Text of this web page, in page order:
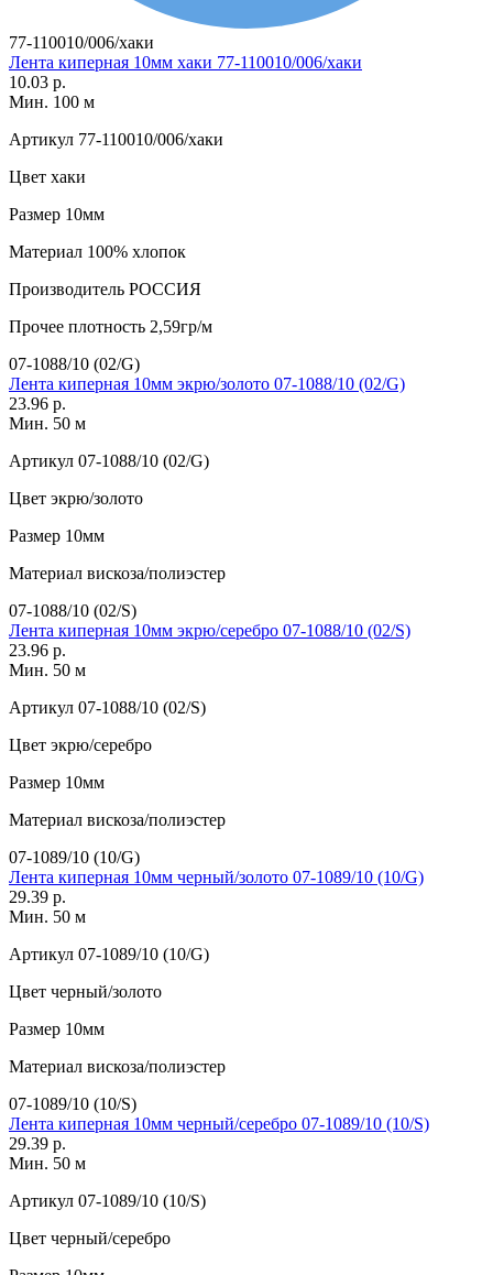
77-110010/006/хаки
Лента киперная 10мм хаки 77-110010/006/хаки
10.03 р.
Мин. 100 м
Артикул 77-110010/006/хаки
Цвет хаки
Размер 10мм
Материал 100% хлопок
Производитель РОССИЯ
Прочее плотность 2,59гр/м
07-1088/10 (02/G)
Лента киперная 10мм экрю/золото 07-1088/10 (02/G)
23.96 р.
Мин. 50 м
Артикул 07-1088/10 (02/G)
Цвет экрю/золото
Размер 10мм
Материал вискоза/полиэстер
07-1088/10 (02/S)
Лента киперная 10мм экрю/серебро 07-1088/10 (02/S)
23.96 р.
Мин. 50 м
Артикул 07-1088/10 (02/S)
Цвет экрю/серебро
Размер 10мм
Материал вискоза/полиэстер
07-1089/10 (10/G)
Лента киперная 10мм черный/золото 07-1089/10 (10/G)
29.39 р.
Мин. 50 м
Артикул 07-1089/10 (10/G)
Цвет черный/золото
Размер 10мм
Материал вискоза/полиэстер
07-1089/10 (10/S)
Лента киперная 10мм черный/серебро 07-1089/10 (10/S)
29.39 р.
Мин. 50 м
Артикул 07-1089/10 (10/S)
Цвет черный/серебро